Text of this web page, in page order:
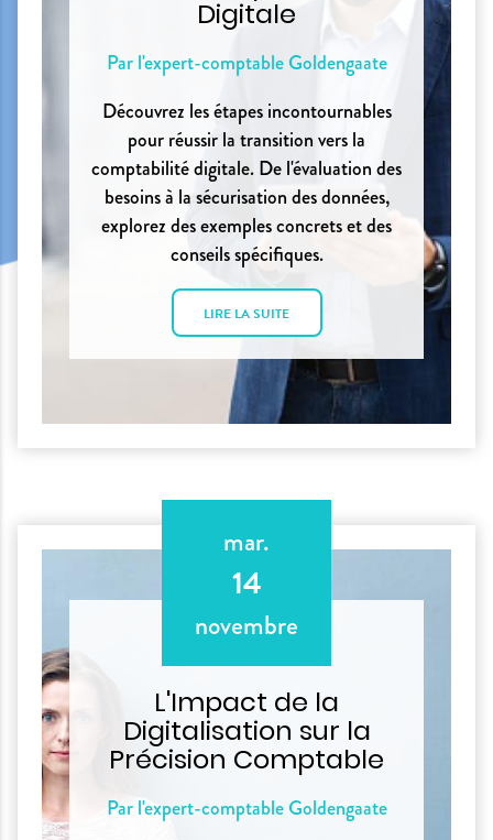
Digitale
Par l'expert-comptable Goldengaate
Découvrez les étapes incontournables
pour réussir la transition vers la
comptabilité digitale. De l'évaluation des
besoins à la sécurisation des données,
explorez des exemples concrets et des
conseils spécifiques.
LIRE LA SUITE
mar.
14
novembre
L'Impact de la
Digitalisation sur la
Précision Comptable
Par l'expert-comptable Goldengaate